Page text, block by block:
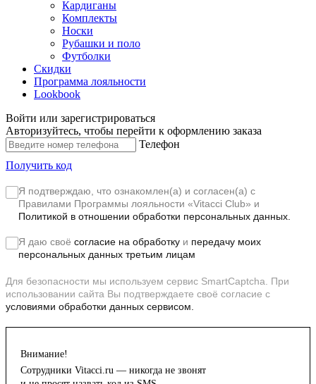
Кардиганы
Комплекты
Носки
Рубашки и поло
Футболки
Скидки
Программа лояльности
Lookbook
Войти или зарегистрироваться
Авторизуйтесь, чтобы перейти к оформлению заказа
Телефон
Получить код
Я подтверждаю, что ознакомлен(а) и согласен(а) с
Правилами Программы лояльности «Vitacci Club» и
Политикой в отношении обработки персональных данных.
Я даю своё согласие на обработку и передачу моих
персональных данных третьим лицам
Для безопасности мы используем сервис SmartCaptcha. При
использовании сайта Вы подтверждаете своё согласие с
условиями обработки данных сервисом.
Внимание!
Сотрудники Vitacci.ru — никогда не звонят